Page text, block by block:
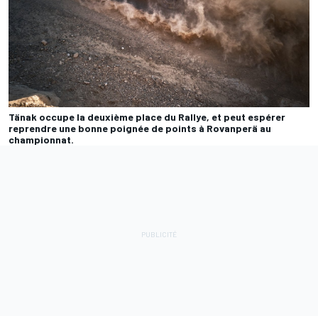
Tänak occupe la deuxième place du Rallye, et peut espérer
reprendre une bonne poignée de points à Rovanperä au
championnat.